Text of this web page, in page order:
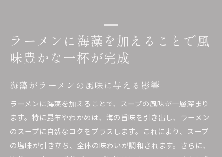
海藻の選び方次第で変わるラーメンの楽しみ方
異なる海藻の特徴を知る
ラーメンに合う海藻の選び方
ラーメンと海藻の相性を高める工夫
海藻の産地とその影響
選んだ海藻で味わう新たなラーメン体験
ラーメンに海藻を加えることで風
味豊かな一杯が完成
海藻がラーメンの風味に与える影響
ラーメンに海藻を加えることで、スープの風味が一層深まり
ます。特に昆布やわかめは、海の旨味を引き出し、ラーメン
のスープに自然なコクをプラスします。これにより、スープ
の塩味が引き立ち、全体の味わいが調和されます。さらに、